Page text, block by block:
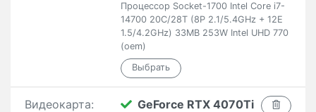
Процессор Socket-1700 Intel Core i7-
14700 20C/28T (8P 2.1/5.4GHz + 12E
1.5/4.2GHz) 33MB 253W Intel UHD 770
(oem)
Видеокарта:
GeForce RTX 4070Ti